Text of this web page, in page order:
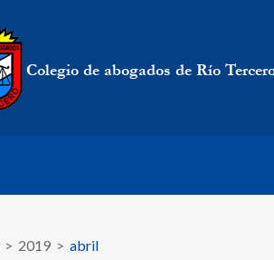
> 2019 > abril